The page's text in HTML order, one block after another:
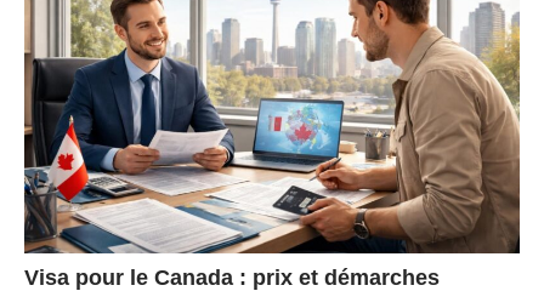
Visa pour le Canada : prix et démarches